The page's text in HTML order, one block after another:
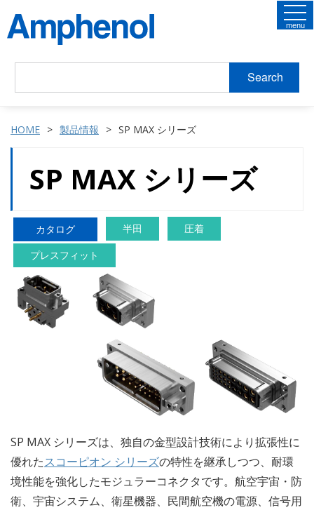
Search
menu
HOME 製品情報 SP MAX シリーズ
SP MAX シリーズ
カタログ 半田
圧着
プレスフィット
SP MAX シリーズは、独自の金型設計技術により拡張性に
優れたスコーピオン シリーズの特性を継承しつつ、耐環
境性能を強化したモジュラーコネクタです。航空宇宙・防
衛、宇宙システム、衛星機器、民間航空機の電源、信号用